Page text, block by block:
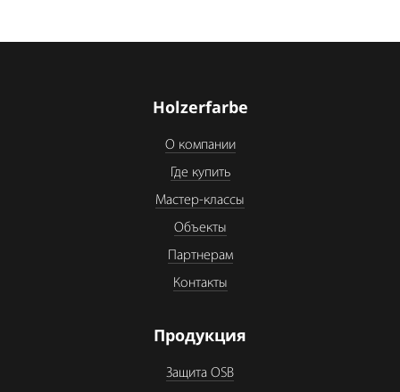
Holzerfarbe
О компании
Где купить
Мастер-классы
Объекты
Партнерам
Контакты
Продукция
Защита OSB